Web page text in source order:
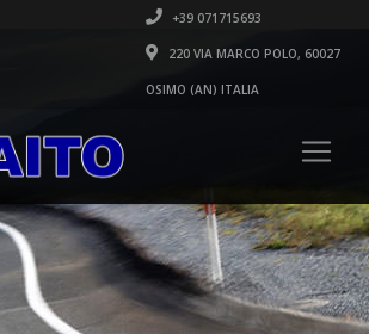
+39 071715693
220 VIA MARCO POLO, 60027
OSIMO (AN) ITALIA